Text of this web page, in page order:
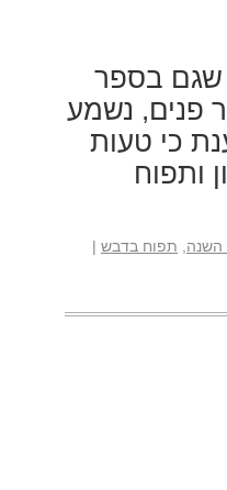
שגם בספר
פנים, נשמע
כי טעות
ותפוח
השנה תפוח בדבש |